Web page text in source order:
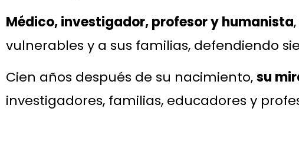
Médico, investigador, profesor y humanista
vulnerables y a sus familias, defendiendo
Cien años después de su nacimiento,su
investigadores, familias, educadores y